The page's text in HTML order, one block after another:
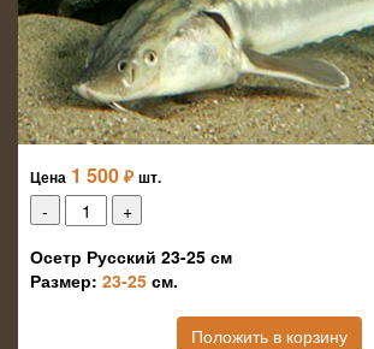
Цена 1 500 ₽ шт.
Осетр Русский 23-25 см
Размер: 23-25 см.
Положить в корзину